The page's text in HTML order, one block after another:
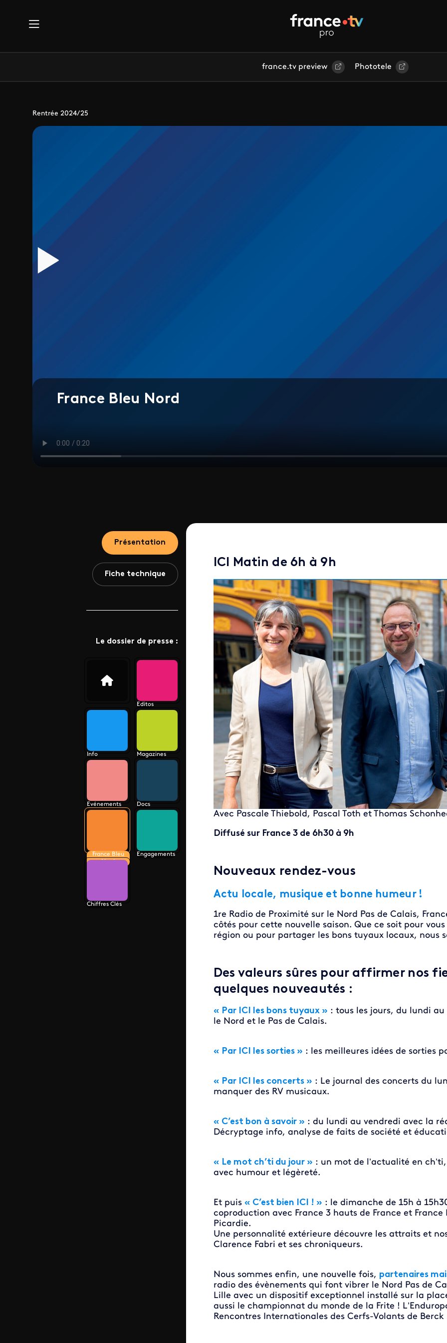
france.tv preview Phototele
Rentrée 2024/25
France Bleu Nord
Présentation
Fiche technique
Le dossier de presse :
Editos
Info Magazines
Evénements Docs
France Bleu
Nord
Engagements
Chiffres Clés
ICI Matin de 6h à 9h
Avec Pascale Thiebold, Pascal Toth et Thomas
Diffusé sur France 3 de 6h30 à 9h
Nouveaux rendez-vous
Actu locale, musique et bonne humeur !
1re Radio de Proximité sur le Nord Pas de Calais,
côtés pour cette nouvelle saison. Que ce soit pour
région ou pour partager les bons tuyaux locaux, nous
Des valeurs sûres pour affirmer nos
quelques nouveautés :
« Par ICI les bons tuyaux » : tous les jours, du lundi
le Nord et le Pas de Calais.
« Par ICI les sorties » : les meilleures idées de sorties
« Par ICI les concerts » : Le journal des concerts du
manquer des RV musicaux.
« C’est bon à savoir » : du lundi au vendredi avec la
Décryptage info, analyse de faits de société et
« Le mot ch’ti du jour » : un mot de l’actualité en
avec humour et légèreté.
Et puis « C’est bien ICI ! » : le dimanche de 15h à
coproduction avec France 3 hauts de France et France
Picardie.
Une personnalité extérieure découvre les attraits et
Clarence Fabri et ses chroniqueurs.
Nous sommes enfin, une nouvelle fois, partenaires
radio des évènements qui font vibrer le Nord Pas de
Lille avec un dispositif exceptionnel installé sur la
aussi le championnat du monde de la Frite !
Rencontres Internationales des Cerfs-Volants de Berck